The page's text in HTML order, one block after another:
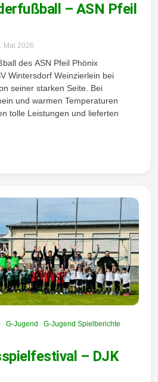
– ASN Pfeil
Mai 2026
des ASN Pfeil Phönix
Wintersdorf Weinzierlein bei
seiner starken Seite. Bei
und warmen Temperaturen
tolle Leistungen und lieferten
G-Jugend
G-Jugend Spielberichte
– DJK